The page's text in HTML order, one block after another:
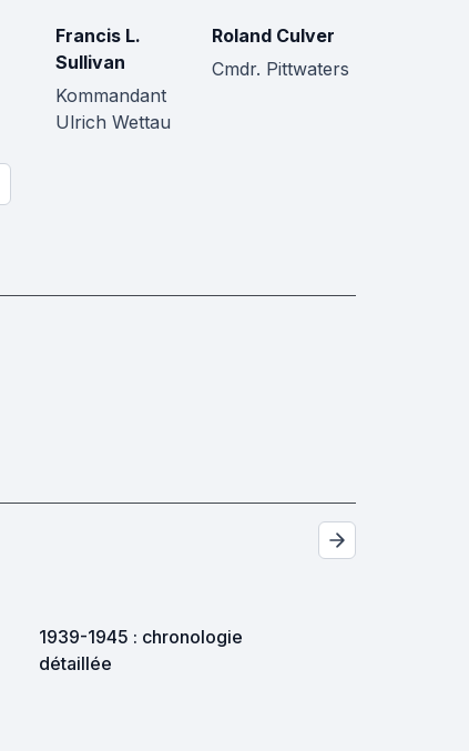
Francis L.
Sullivan
Kommandant
Ulrich Wettau
Roland Culver
Cmdr. Pittwaters
1939-1945 : chronologie
détaillée